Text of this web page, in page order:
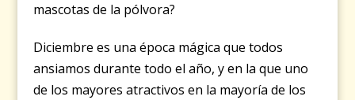
mascotas de la pólvora?
Diciembre es una época mágica que todos
ansiamos durante todo el año, y en la que uno
de los mayores atractivos en la mayoría de los